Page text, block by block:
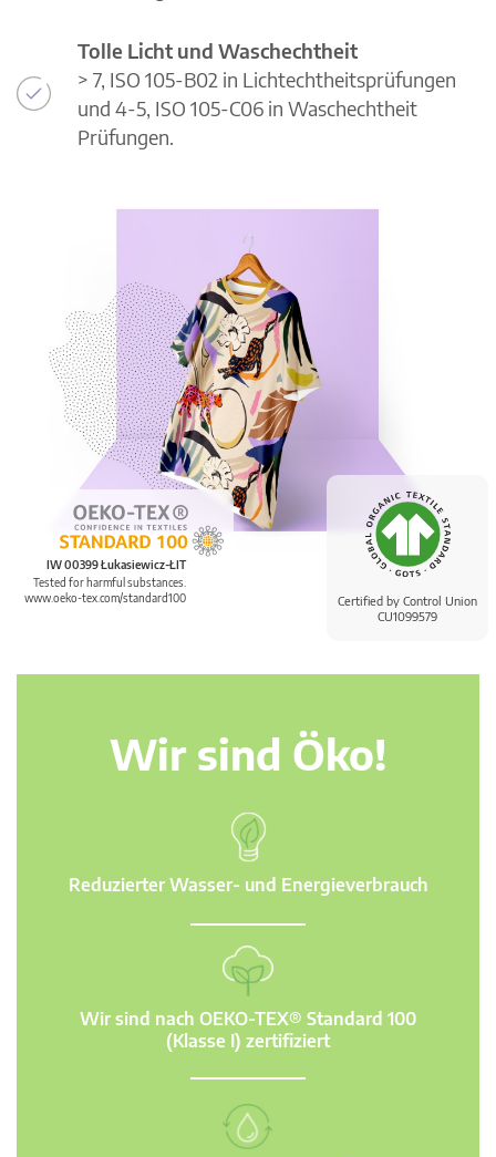
Certified by Control Union
CU1099579
IW 00399 Łukasiewicz-ŁIT
Tested for harmful substances.
www.oeko-tex.com/standard100
Tolle Licht und Waschechtheit
> 7, ISO 105-B02 in Lichtechtheitsprüfungen
und 4-5, ISO 105-C06 in Waschechtheit
Prüfungen.
Wir sind Öko!
Reduzierter Wasser- und Energieverbrauch
Wir sind nach OEKO-TEX® Standard 100
(Klasse I) zertifiziert